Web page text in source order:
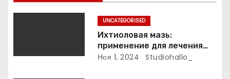
UNCATEGORISED
Ихтиоловая мазь:
применение для лечения
фурункулов
Ноя 1, 2024 Studiohallo_